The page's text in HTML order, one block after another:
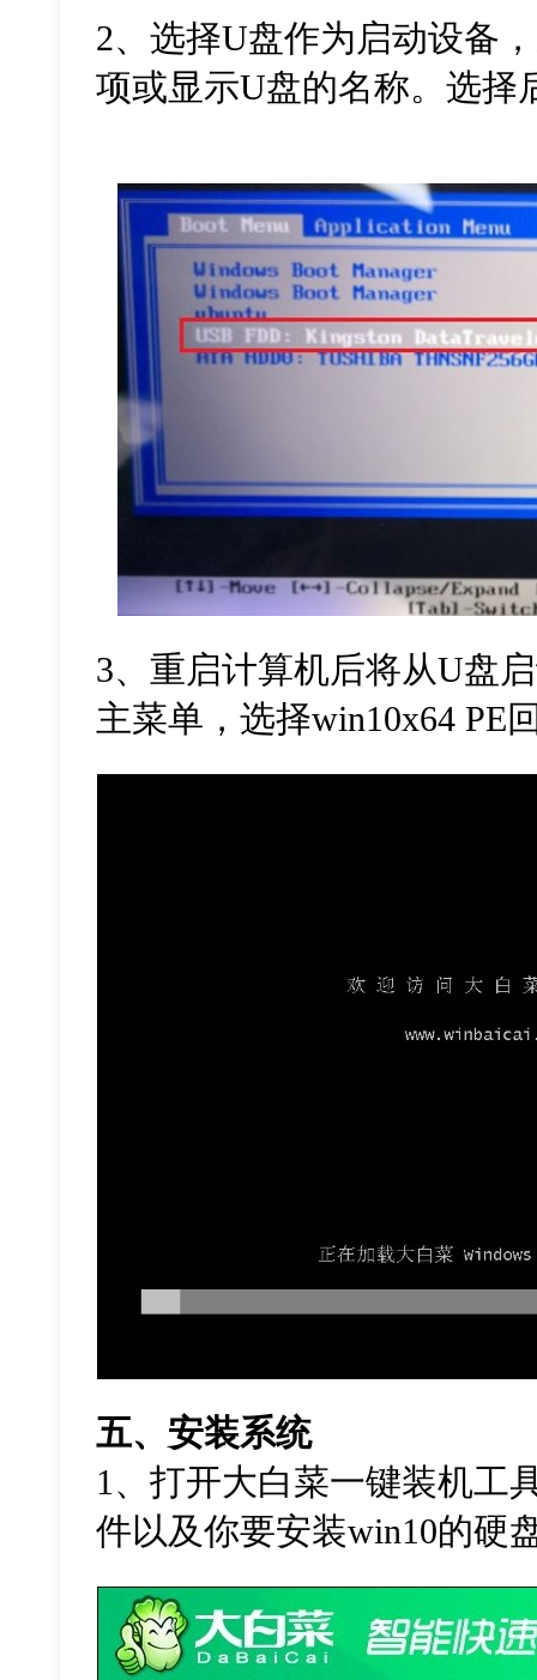
2、选择U盘作为启动设备
项或显示U盘的名称。选择
3、重启计算机后将从U盘
主菜单，选择win10x64 PE
五、安装系统
1 、打开大白菜一键装机工
件以及你要安装win10的硬